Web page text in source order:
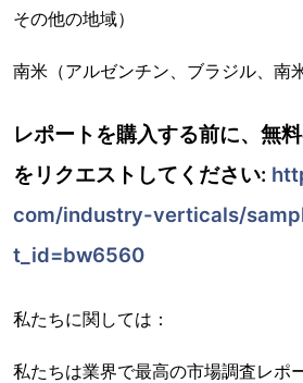
その他の地域）
南米（アルゼンチン、ブラジル、南
レポートを購入する前に、無
をリクエストしてください:
com/industry-verticals/
t_id=bw6560
私たちに関しては：
私たちは業界で最高の市場調査レポ